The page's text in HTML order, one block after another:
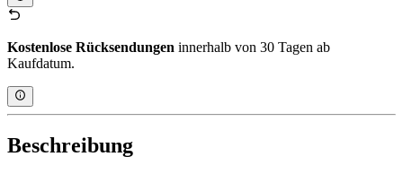
Kostenlose Rücksendungen innerhalb von 30 Tagen ab
Kaufdatum.
Beschreibung